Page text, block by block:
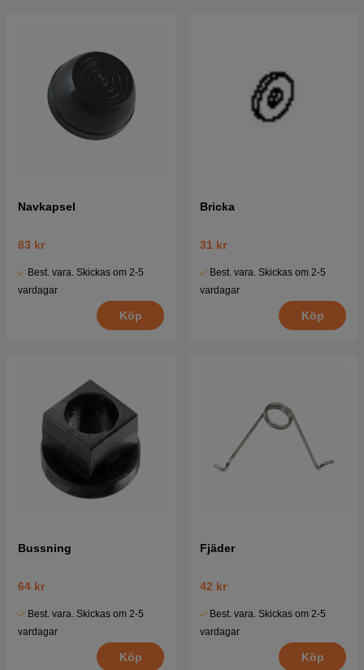
Navkapsel
83 kr
Best. vara. Skickas om 2-5
vardagar
Köp
Bricka
31 kr
Best. vara. Skickas om 2-5
vardagar
Köp
Bussning
64 kr
Best. vara. Skickas om 2-5
vardagar
Köp
Fjäder
42 kr
Best. vara. Skickas om 2-5
vardagar
Köp